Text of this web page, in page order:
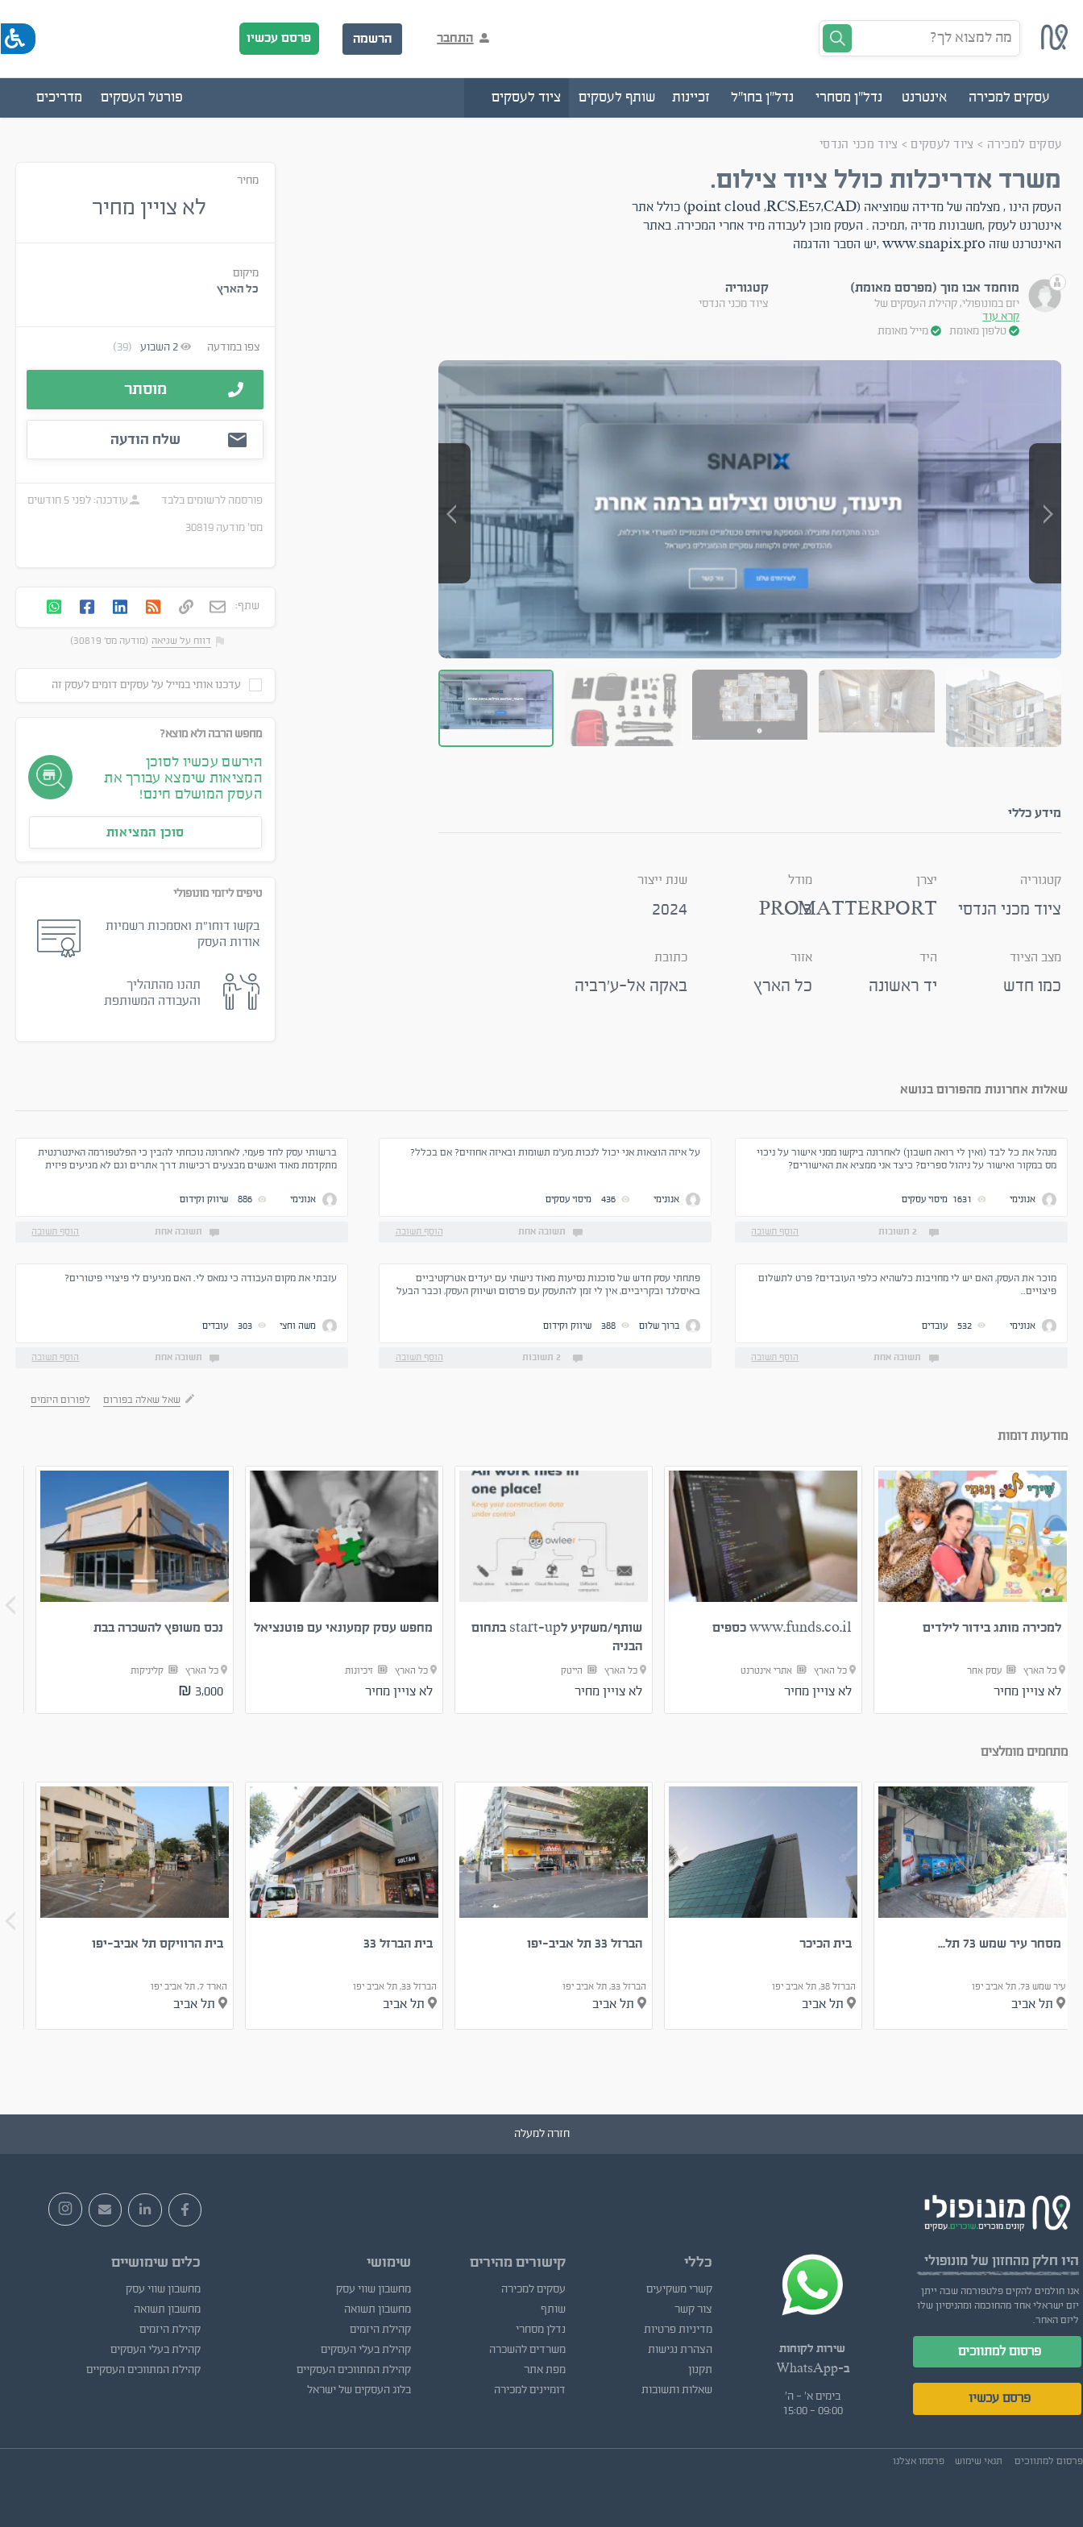
מה למצוא לך? התחבר הרשמה פרסם עכשיו
עסקים למכירה אינטרנט נדל"ן מסחרי נדל"ן בחו"ל זכיינות שותף לעסקים ציוד לעסקים מדריכים פורטל העסקים
עסקים למכירה > ציוד לעסקים> ציוד מכני הנדסי
משרד אדריכלות כולל ציוד צילום.
העסק הינו , מצלמה של מדידה שמוציאה (point cloud ,RCS,E57,CAD) כולל אתר
אינטרנט לעסק ,חשבונות מדיה ,תמיכה . העסק מוכן לעבודה מיד אחרי המכירה. באתר
האינטרנט שזה www.snapix.pro ,יש הסבר והדגמה
מוחמד אבו מוך (מפרסם מאומת)
יזם במונופולי, קהילת העסקים של
קרא עוד
טלפון מאומת
מייל מאומת
קטגוריה
ציוד מכני הנדסי
מידע כללי
קטגוריה
ציוד מכני הנדסי
יצרן
MATTERPORT
מודל
PRO 3
שנת ייצור
2024
מצב הציוד
כמו חדש
היד
יד ראשונה
אזור
כל הארץ
כתובת
באקה אל-ע'רביה
מחיר
לא צויין מחיר
מיקום
כל הארץ
צפו במודעה 2 השבוע (39)
מוסתר
שלח הודעה
פורסמה לרשומים בלבד עודכנה:לפני 5 חודשים
מס׳ מודעה
שתף:
דווח על שגיאה (מודעה מס' 30819)
עדכנו אותי במייל על עסקים דומים לעסק זה
מחפש הרבה ולא מוצא?
הירשם עכשיו לסוכן
המציאות שימצא עבורך את
העסק המושלם חינם!
סוכן המציאות
טיפים ליזמי מונופולי
בקשו דוחו״ת ואסמכות רשמיות
אודות העסק
תהנו מהתהליך
והעבודה המשותפת
שאלות אחרונות מהפורום בנושא
מנהל את כל לבד (ואין לי רואה חשבון) לאחרונה ביקשו ממני אישור על ניכוי
מס במקור ואישור על ניהול ספרים? כיצד אני ממציא את האישורים?
אנונימי 1631 מיסוי עסקים
2 תשובות הוסף תשובה
על איזה הוצאות אני יכול לנכות מע"מ תשומות ובאיזה אחוזים? אם בכלל?
אנונימי 436 מיסוי עסקים
תשובה אחת הוסף תשובה
ברשותי עסק לחד פעמי, לאחרונה נוכחתי להבין כי הפלטפורמה האינטרנטית
מתקדמת מאוד ואנשים מבצעים רכישות דרך אתרים וגם לא מגיעים פיזית
אנונימי 886 שיווק וקידום
תשובה אחת הוסף תשובה
מוכר את העסק, האם יש לי מחויבות כלשהיא כלפי העובדים? פרט לתשלום
פיצויים..
אנונימי 532 עובדים
תשובה אחת הוסף תשובה
פתחתי עסק חדש של סוכנות נסיעות מאוד נישתי עם יעדים אטרקטיביים
באיסלנד ובקריביים, אין לי זמן להתעסק עם פרסום ושיווק העסק, וכבר הבעל
הדף ומשתמש בכספי למימון מודעות, האם זו ההתנהלות שלה אני אמור
לצפות?ברוך שלום 388 שיווק וקידום
2 תשובות הוסף תשובה
עזבתי את מקום העבודה כי נמאס לי. האם מגיעים לי פיצויי פיטורים?
משה וחצי 303 עובדים
תשובה אחת הוסף תשובה
שאל שאלה בפורום לפורום היזמים
מודעות דומות
למכירה מותג בידור לילדים
כל הארץ עסק אחר
לא צויין מחיר
www.funds.co.il כספים
כל הארץ אתרי אינטרנט
לא צויין מחיר
שותף/משקיע לstart-up בתחום
הבניה
כל הארץ הייטק
לא צויין מחיר
מחפש עסק קמעונאי עם פוטנציאל
כל הארץ זיכיונות
לא צויין מחיר
נכס משופץ להשכרה בבת
כל הארץ קליניקות
3,000 ₪
מתחמים מומלצים
מסחר עיר שמש 73 תל...
עיר שמש 73, תל אביב יפו
תל אביב
בית הכיכר
הברזל 38, תל אביב יפו
תל אביב
הברזל 33 תל אביב-יפו
הברזל 33, תל אביב יפו
תל אביב
בית הברזל 33
הברזל 33, תל אביב יפו
תל אביב
בית הרוויקס תל אביב-יפו
הארד 7, תל אביב יפו
תל אביב
חזרה למעלה
היו חלקמהחזון של מונופולי
אנו חולמים להקים פלטפורמה שבה ייתן
יזם ישראלי אחד מהחוכמה ומהניסיון שלו
ליזם האחר.
פרסום למתווכים
פרסם עכשיו
שירות לקוחות
ב-WhatsApp
בימים א' - ה'
09:00 - 15:00
כללי
קשרי משקיעים
צור קשר
מדיניות פרטיות
הצהרת נגישות
תקנון
שאלות ותשובות
קישורים מהירים
עסקים למכירה
שותף
נדלן מסחרי
משרדים להשכרה
מפת אתר
דומיינים למכירה
שימושי
מחשבון שווי עסק
מחשבון תשואה
קהילת היזמים
קהילת בעלי העסקים
קהילת המתווכים העסקיים
בלוג העסקים של ישראל
כלים שימושיים
מחשבון שווי עסק
מחשבון תשואה
קהילת היזמים
קהילת בעלי העסקים
קהילת המתווכים העסקיים
פרסום למתווכים תנאי שימוש פרסמו אצלנו